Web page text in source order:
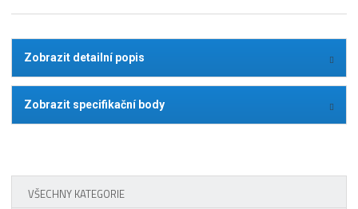
Zobrazit detailní popis
Zobrazit specifikační body
VŠECHNY KATEGORIE